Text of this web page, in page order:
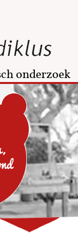
onderzoek